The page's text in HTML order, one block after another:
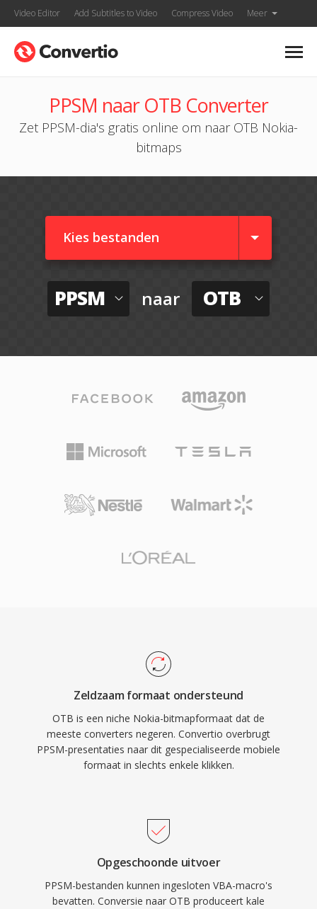
Video Editor Add Subtitles to Video Compress Video Meer
PPSM naar OTB Converter
Zet PPSM-dia's gratis online om naar OTB Nokia-
bitmaps
Kies bestanden
PPSM naar OTB
Zeldzaam formaat ondersteund
OTB is een niche Nokia-bitmapformaat dat de
meeste converters negeren. Convertio overbrugt
PPSM-presentaties naar dit gespecialiseerde mobiele
formaat in slechts enkele klikken.
Opgeschoonde uitvoer
PPSM-bestanden kunnen ingesloten VBA-macro's
bevatten. Conversie naar OTB produceert kale